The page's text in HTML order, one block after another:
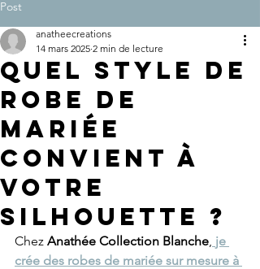
Post
Quel style de
robe de
mariée
convient à
votre
silhouette ?
anatheecreations
14 mars 2025 2 min de lecture
Chez Anathée Collection Blanche, je
crée des robes de mariée sur mesure à